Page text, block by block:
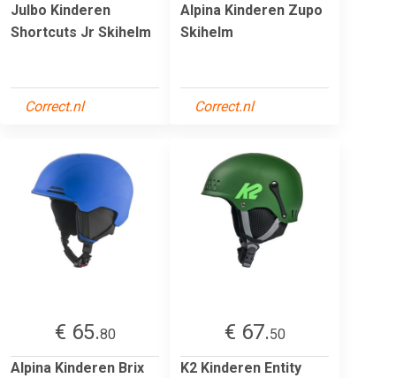
Julbo Kinderen
Shortcuts Jr Skihelm
Correct.nl
Alpina Kinderen Zupo
Skihelm
Correct.nl
€ 65.80
Alpina Kinderen Brix
€ 67.50
K2 Kinderen Entity